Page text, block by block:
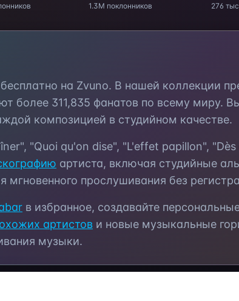
1.3M поклонников 276
на Zvuno. В нашей коллекции
более 311,835 фанатов по всему миру.
композицией в студийном качестве.
"Quoi qu'on dise", "L'effet papillon",
артиста, включая студийные
прослушивания без
в избранное, создавайте
артистов и новые музыкальные
музыки.